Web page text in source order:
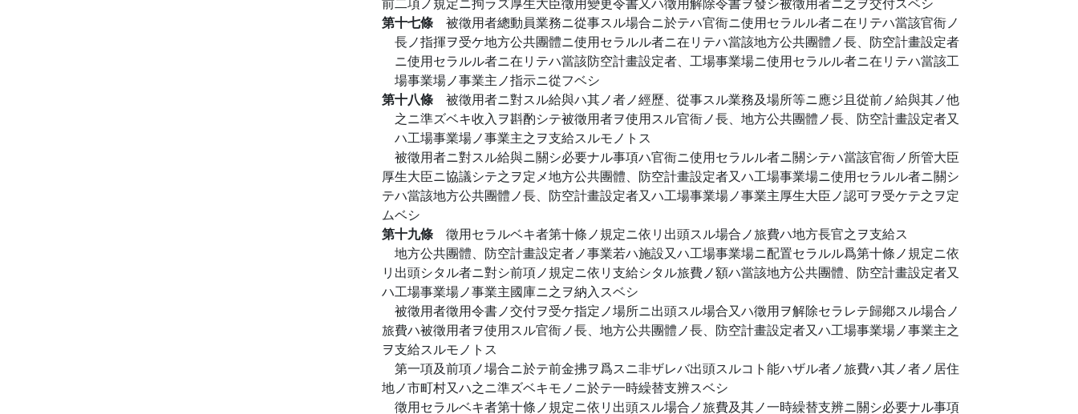
第十七條 被徵用者總動員業務ニ從事スル場合ニ於テハ官衙ニ使用セラルル者ニ在リテハ當該官衙ノ
長ノ指揮ヲ受ケ地方公共團體ニ使用セラルル者ニ在リテハ當該地方公共團體ノ長、防空計畫設定者
ニ使用セラルル者ニ在リテハ當該防空計畫設定者、工場事業場ニ使用セラルル者ニ在リテハ當該工
場事業場ノ事業主ノ指示ニ從フベシ
第十八條 被徵用者ニ對スル給與ハ其ノ者ノ經歷、從事スル業務及場所等ニ應ジ且從前ノ給與其ノ他
之ニ準ズベキ收入ヲ斟酌シテ被徵用者ヲ使用スル官衙ノ長、地方公共團體ノ長、防空計畫設定者又
ハ工場事業場ノ事業主之ヲ支給スルモノトス
被徵用者ニ對スル給與ニ關シ必要ナル事項ハ官衙ニ使用セラルル者ニ關シテハ當該官衙ノ所管大臣
厚生大臣ニ協議シテ之ヲ定メ地方公共團體、防空計畫設定者又ハ工場事業場ニ使用セラルル者ニ關シ
テハ當該地方公共團體ノ長、防空計畫設定者又ハ工場事業場ノ事業主厚生大臣ノ認可ヲ受ケテ之ヲ定
ムベシ
第十九條 徵用セラルベキ者第十條ノ規定ニ依リ出頭スル場合ノ旅費ハ地方長官之ヲ支給ス
地方公共團體、防空計畫設定者ノ事業若ハ施設又ハ工場事業場ニ配置セラルル爲第十條ノ規定ニ依
リ出頭シタル者ニ對シ前項ノ規定ニ依リ支給シタル旅費ノ額ハ當該地方公共團體、防空計畫設定者又
ハ工場事業場ノ事業主國庫ニ之ヲ納入スベシ
被徵用者徵用令書ノ交付ヲ受ケ指定ノ場所ニ出頭スル場合又ハ徵用ヲ解除セラレテ歸鄕スル場合ノ
旅費ハ被徵用者ヲ使用スル官衙ノ長、地方公共團體ノ長、防空計畫設定者又ハ工場事業場ノ事業主之
ヲ支給スルモノトス
第一項及前項ノ場合ニ於テ前金拂ヲ爲スニ非ザレバ出頭スルコト能ハザル者ノ旅費ハ其ノ者ノ居住
地ノ市町村又ハ之ニ準ズベキモノニ於テ一時繰替支辨スベシ
徵用セラルベキ者第十條ノ規定ニ依リ出頭スル場合ノ旅費及其ノ一時繰替支辨ニ關シ必要ナル事項